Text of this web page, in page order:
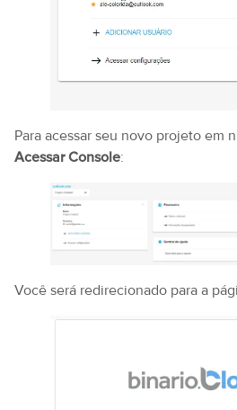
Para acessar seu novo projeto em
Acessar Console:
Você será redirecionado para a